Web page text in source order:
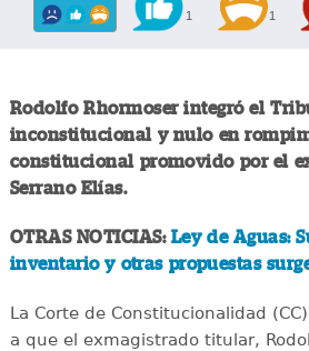
1 1
Rodolfo Rhormoser integró el
inconstitucional y nulo en
constitucional promovido por el
Serrano Elías.
OTRAS NOTICIAS: Ley de Aguas:
inventario y otras propuestas
La Corte de Constitucionalidad
a que el exmagistrado titular,